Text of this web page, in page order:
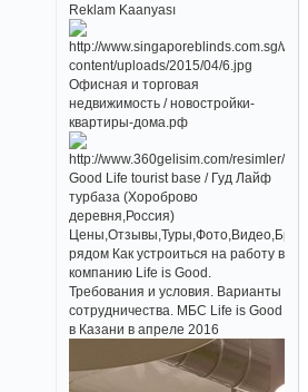
Reklam Kaanyası
Офисная и торговая
недвижимость / новостройки-
квартиры-дома.рф
Good Life tourist base / Гуд Лайф
турбаза (Хороброво
деревня,Россия)
рядом Как устроиться на работу в
компанию Life is Good.
Требования и условия. Варианты
сотрудничества. МБС Life is Good
в Казани в апреле 2016